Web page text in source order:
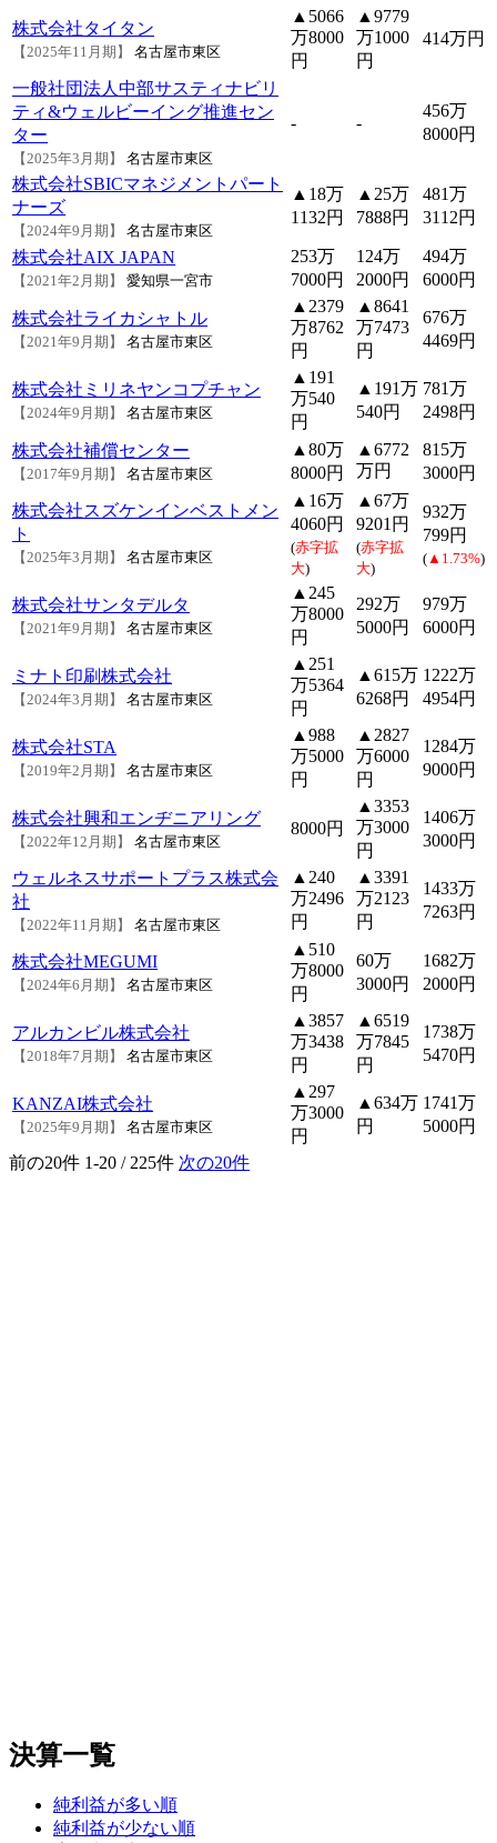
株式会社タイタン
【2025年11月期】 名古屋市東区
▲5066
万8000
円
▲9779
万1000
円
414万円
一般社団法人中部サスティナビリ
ティ&ウェルビーイング推進セン
ター
【2025年3月期】 名古屋市東区
- -
456万
8000円
株式会社SBICマネジメントパート
ナーズ
【2024年9月期】 名古屋市東区
▲18万
1132円
▲25万
7888円
481万
3112円
株式会社AIX JAPAN
【2021年2月期】 愛知県一宮市
253万
7000円
124万
2000円
494万
6000円
株式会社ライカシャトル
【2021年9月期】 名古屋市東区
▲2379
万8762
円
▲8641
万7473
円
676万
4469円
株式会社ミリネヤンコプチャン
【2024年9月期】 名古屋市東区
▲191
万540
円
▲191万
540円
781万
2498円
株式会社補償センター
【2017年9月期】 名古屋市東区
▲80万
8000円
▲6772
万円
815万
3000円
株式会社スズケンインベストメン
ト
【2025年3月期】 名古屋市東区
▲16万
4060円
(赤字拡
大)
▲67万
9201円
(赤字拡
大)
932万
799円
( ▲1.73%)
株式会社サンタデルタ
【2021年9月期】 名古屋市東区
▲245
万8000
円
292万
5000円
979万
6000円
ミナト印刷株式会社
【2024年3月期】 名古屋市東区
▲251
万5364
円
▲615万
6268円
1222万
4954円
株式会社STA
【2019年2月期】 名古屋市東区
▲988
万5000
円
▲2827
万6000
円
1284万
9000円
株式会社興和エンヂニアリング
【2022年12月期】 名古屋市東区
8000円
▲3353
万3000
円
1406万
3000円
ウェルネスサポートプラス株式会
社
【2022年11月期】 名古屋市東区
▲240
万2496
円
▲3391
万2123
円
1433万
7263円
株式会社MEGUMI
【2024年6月期】 名古屋市東区
▲510
万8000
円
60万
3000円
1682万
2000円
アルカンビル株式会社
【2018年7月期】 名古屋市東区
▲3857
万3438
円
▲6519
万7845
円
1738万
5470円
KANZAI株式会社
【2025年9月期】 名古屋市東区
▲297
万3000
円
▲634万
円
1741万
5000円
前の20件 1-20 / 225件 次の20件
決算一覧
純利益が多い順
純利益が少ない順